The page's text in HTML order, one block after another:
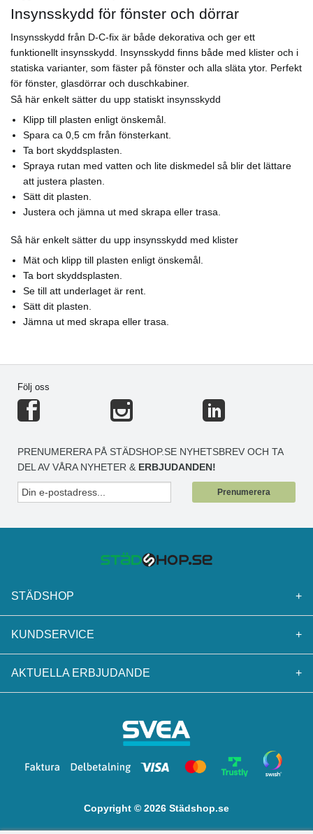
Insynsskydd för fönster och dörrar
Insynsskydd från D-C-fix är både dekorativa och ger ett
funktionellt insynsskydd. Insynsskydd finns både med klister och i
statiska varianter, som fäster på fönster och alla släta ytor. Perfekt
för fönster, glasdörrar och duschkabiner.
Så här enkelt sätter du upp statiskt insynsskydd
Klipp till plasten enligt önskemål.
Spara ca 0,5 cm från fönsterkant.
Ta bort skyddsplasten.
Spraya rutan med vatten och lite diskmedel så blir det lättare
att justera plasten.
Sätt dit plasten.
Justera och jämna ut med skrapa eller trasa.
Så här enkelt sätter du upp insynsskydd med klister
Mät och klipp till plasten enligt önskemål.
Ta bort skyddsplasten.
Se till att underlaget är rent.
Sätt dit plasten.
Jämna ut med skrapa eller trasa.
Följ oss
PRENUMERERA PÅ STÄDSHOP.SE NYHETSBREV OCH TA
DEL AV VÅRA NYHETER & ERBJUDANDEN!
Prenumerera
STÄDSHOP +
KUNDSERVICE +
AKTUELLA ERBJUDANDE +
Copyright © 2026 Städshop.se